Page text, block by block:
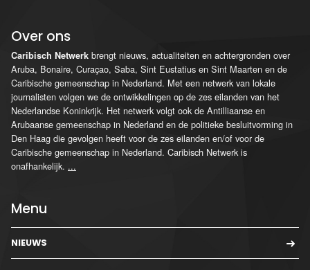
Over ons
Caribisch Netwerk brengt nieuws, actualiteiten en achtergronden over
Aruba, Bonaire, Curaçao, Saba, Sint Eustatius en Sint Maarten en de
Caribische gemeenschap in Nederland. Met een netwerk van lokale
journalisten volgen we de ontwikkelingen op de zes eilanden van het
Nederlandse Koninkrijk. Het netwerk volgt ook de Antilliaanse en
Arubaanse gemeenschap in Nederland en de politieke besluitvorming in
Den Haag die gevolgen heeft voor de zes eilanden en/of voor de
Caribische gemeenschap in Nederland. Caribisch Netwerk is
onafhankelijk. ...
Menu
NIEUWS